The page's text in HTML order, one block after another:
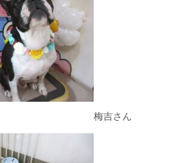
梅吉さん